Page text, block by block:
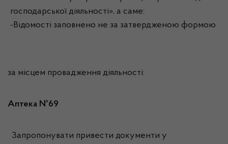
господарської діяльності», а саме:
-Відомості заповнено не за затвердженою формою
за місцем провадження діяльності:
Аптека №69
Запропонувати привести документи у